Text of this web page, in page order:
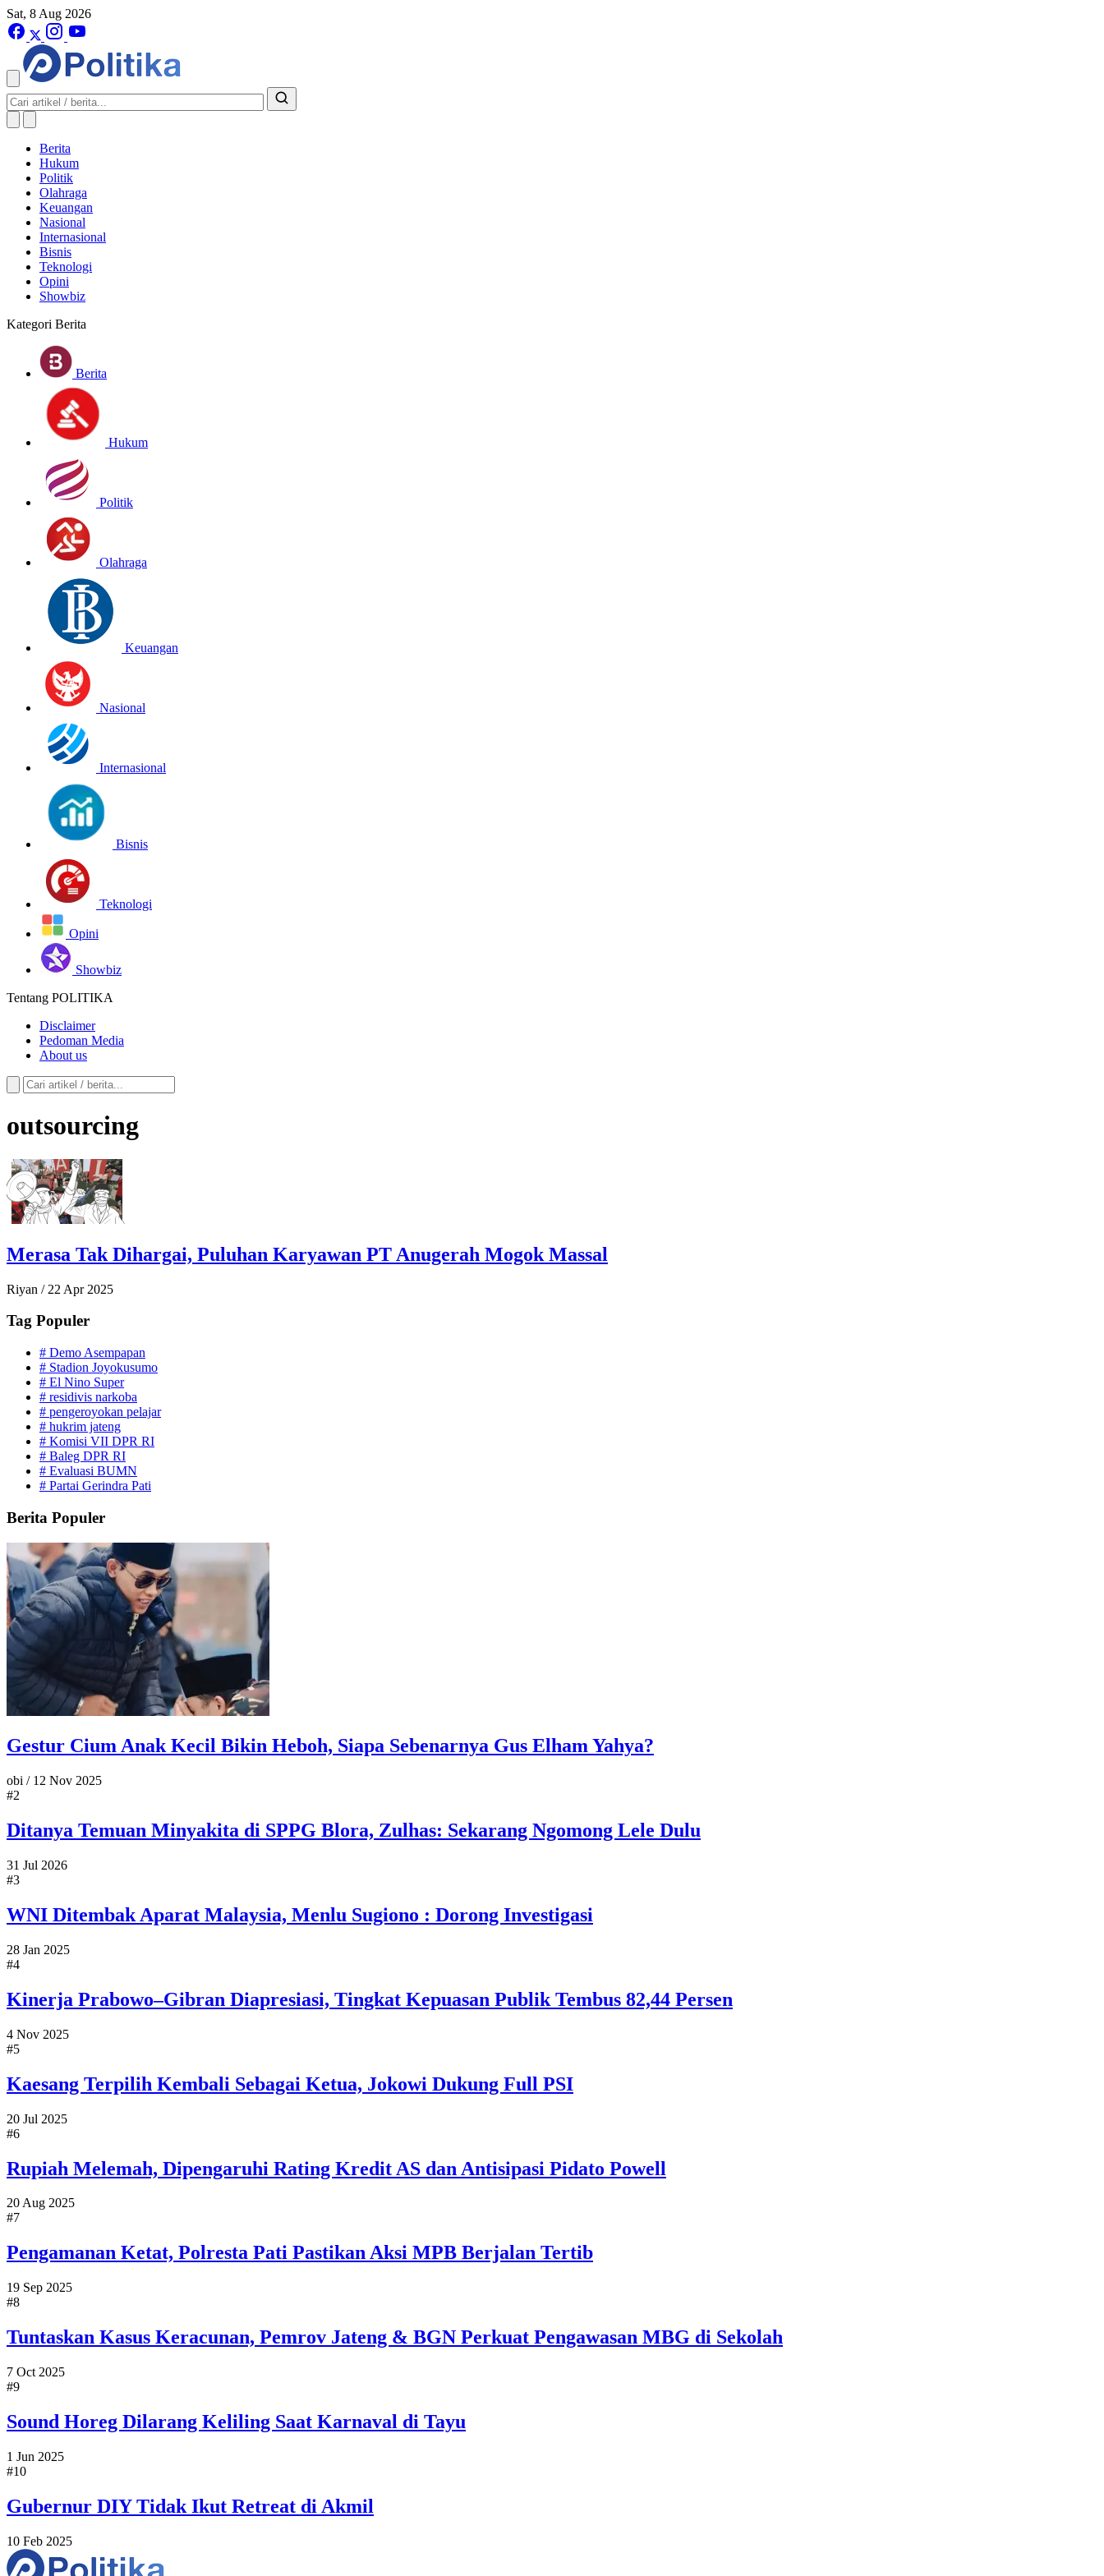
Sat, 8 Aug 2026
Berita
Hukum
Politik
Olahraga
Keuangan
Nasional
Internasional
Bisnis
Teknologi
Opini
Showbiz
Kategori Berita
Berita
Hukum
Politik
Olahraga
Keuangan
Nasional
Internasional
Bisnis
Teknologi
Opini
Showbiz
Tentang POLITIKA
Disclaimer
Pedoman Media
About us
outsourcing
Merasa Tak Dihargai, Puluhan Karyawan PT Anugerah Mogok Massal
Riyan / 22 Apr 2025
Tag Populer
# Demo Asempapan
# Stadion Joyokusumo
# El Nino Super
# residivis narkoba
# pengeroyokan pelajar
# hukrim jateng
# Komisi VII DPR RI
# Baleg DPR RI
# Evaluasi BUMN
# Partai Gerindra Pati
Berita Populer
Gestur Cium Anak Kecil Bikin Heboh, Siapa Sebenarnya Gus Elham Yahya?
obi / 12 Nov 2025
#2
Ditanya Temuan Minyakita di SPPG Blora, Zulhas: Sekarang Ngomong Lele Dulu
31 Jul 2026
#3
WNI Ditembak Aparat Malaysia, Menlu Sugiono : Dorong Investigasi
28 Jan 2025
#4
Kinerja Prabowo–Gibran Diapresiasi, Tingkat Kepuasan Publik Tembus 82,44 Persen
4 Nov 2025
#5
Kaesang Terpilih Kembali Sebagai Ketua, Jokowi Dukung Full PSI
20 Jul 2025
#6
Rupiah Melemah, Dipengaruhi Rating Kredit AS dan Antisipasi Pidato Powell
20 Aug 2025
#7
Pengamanan Ketat, Polresta Pati Pastikan Aksi MPB Berjalan Tertib
19 Sep 2025
#8
Tuntaskan Kasus Keracunan, Pemrov Jateng & BGN Perkuat Pengawasan MBG di Sekolah
7 Oct 2025
#9
Sound Horeg Dilarang Keliling Saat Karnaval di Tayu
1 Jun 2025
#10
Gubernur DIY Tidak Ikut Retreat di Akmil
10 Feb 2025